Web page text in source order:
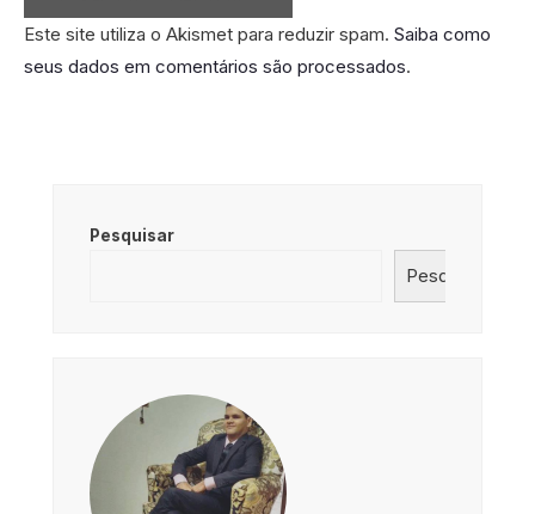
Este site utiliza o Akismet para reduzir spam. Saiba como
seus dados em comentários são processados.
Pesquisar
Pesquisar